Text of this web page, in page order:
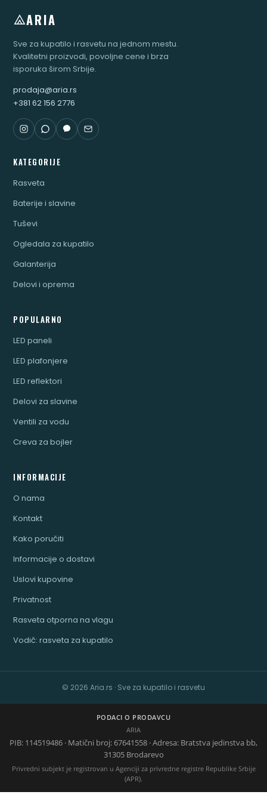
ARIA
Sve za kupatilo i rasvetu na jednom mestu.
Kvalitetni proizvodi, povoljne cene i brza
isporuka širom Srbije.
prodaja@aria.rs
+381 62 156 2776
KATEGORIJE
Rasveta
Baterije i slavine
Tuševi
Ogledala za kupatilo
Galanterija
Delovi i oprema
POPULARNO
LED paneli
LED plafonjere
LED reflektori
Delovi za slavine
Ventili za vodu
Creva za bojler
INFORMACIJE
O nama
Kontakt
Kako poručiti
Informacije o dostavi
Uslovi kupovine
Privatnost
Rasveta otporna na vlagu
Vodič: rasveta za kupatilo
© 2026 Aria.rs · Sve za kupatilo i rasvetu
PODACI O PRODAVCU
ARIA
PIB: 114519486 · Matični broj: 67641558 · Adresa: Bratstva jedinstva bb,
31305 Brodarevo
Privredni subjekt je registrovan u Agenciji za privredne registre Republike Srbije
(APR).